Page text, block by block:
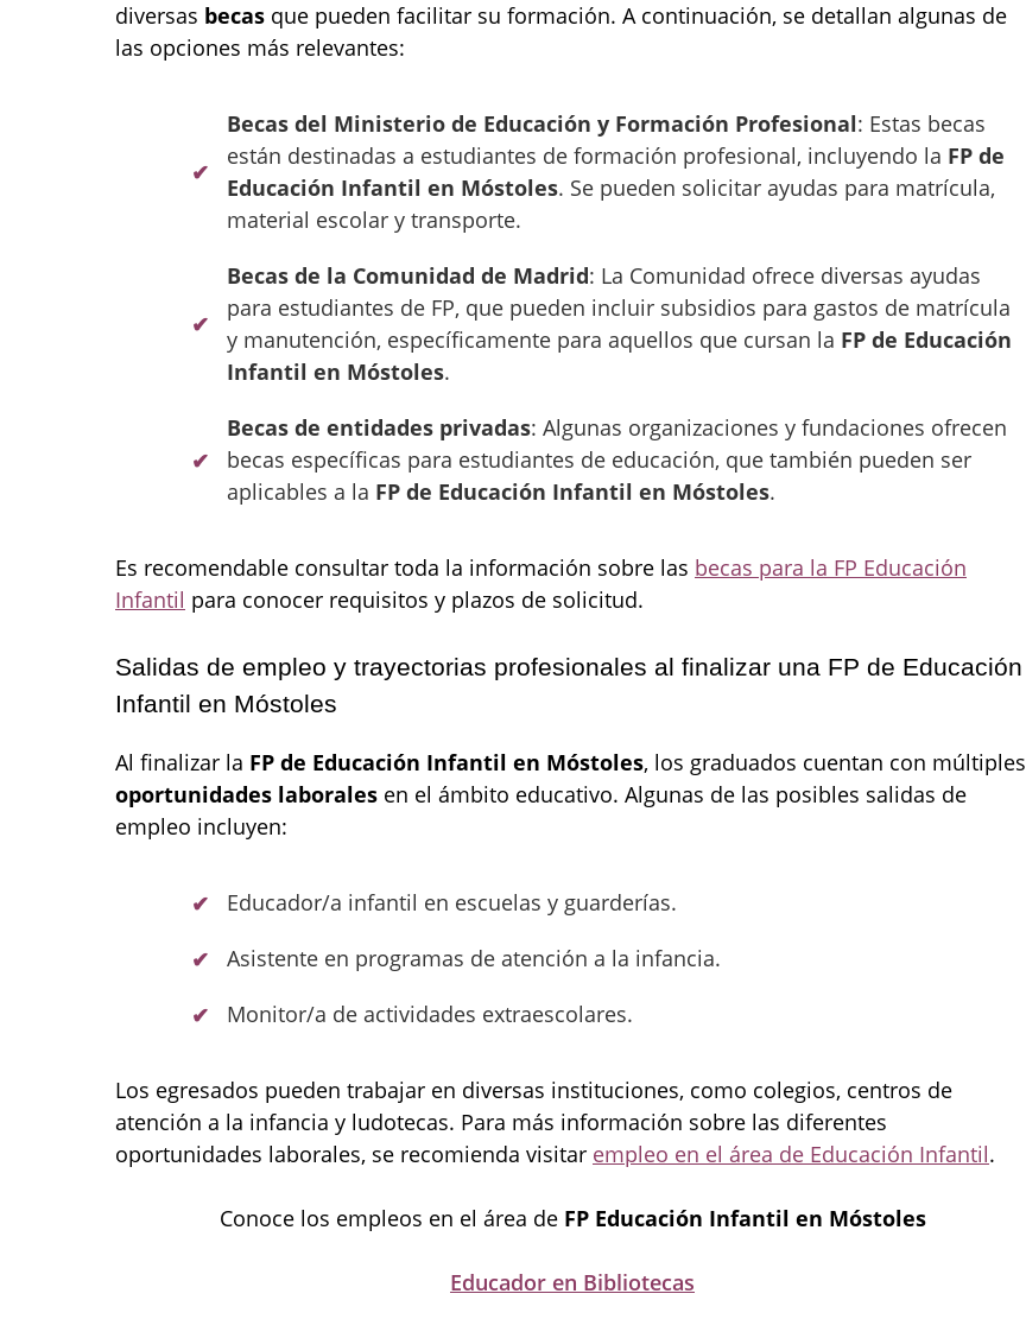
diversas becas que pueden facilitar su formación. A continuación, se detallan algunas de
las opciones más relevantes:
Becas del Ministerio de Educación y Formación Profesional: Estas becas
están destinadas a estudiantes de formación profesional, incluyendo la FP de
Educación Infantil en Móstoles. Se pueden solicitar ayudas para matrícula,
material escolar y transporte.
Becas de la Comunidad de Madrid: La Comunidad ofrece diversas ayudas
para estudiantes de FP, que pueden incluir subsidios para gastos de matrícula
y manutención, específicamente para aquellos que cursan la FP de Educación
Infantil en Móstoles.
Becas de entidades privadas: Algunas organizaciones y fundaciones ofrecen
becas específicas para estudiantes de educación, que también pueden ser
aplicables a la FP de Educación Infantil en Móstoles.
Es recomendable consultar toda la información sobre las becas para la FP Educación
Infantil para conocer requisitos y plazos de solicitud.
Salidas de empleo y trayectorias profesionales al finalizar una FP de Educación
Infantil en Móstoles
Al finalizar la FP de Educación Infantil en Móstoles, los graduados cuentan con múltiples
oportunidades laborales en el ámbito educativo. Algunas de las posibles salidas de
empleo incluyen:
Educador/a infantil en escuelas y guarderías.
Asistente en programas de atención a la infancia.
Monitor/a de actividades extraescolares.
Los egresados pueden trabajar en diversas instituciones, como colegios, centros de
atención a la infancia y ludotecas. Para más información sobre las diferentes
oportunidades laborales, se recomienda visitar empleo en el área de Educación Infantil.
Conoce los empleos en el área de FP Educación Infantil en Móstoles
Educador en Bibliotecas